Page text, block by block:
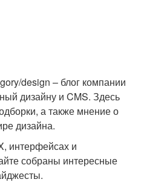
design – блог компании
дизайну и CMS. Здесь
а также мнение о
дизайна.
интерфейсах и
собраны интересные